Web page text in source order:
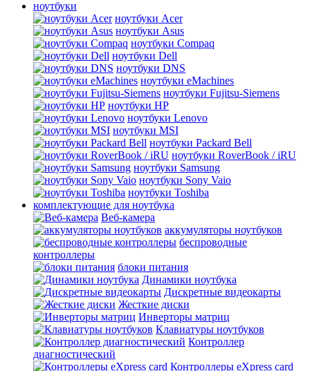
ноутбуки
ноутбуки Acer
ноутбуки Asus
ноутбуки Compaq
ноутбуки Dell
ноутбуки DNS
ноутбуки eMachines
ноутбуки Fujitsu-Siemens
ноутбуки HP
ноутбуки Lenovo
ноутбуки MSI
ноутбуки Packard Bell
ноутбуки RoverBook / iRU
ноутбуки Samsung
ноутбуки Sony Vaio
ноутбуки Toshiba
комплектующие для ноутбука
Веб-камера
аккумуляторы ноутбуков
беспроводные
контроллеры
блоки питания
Динамики ноутбука
Дискретные видеокарты
Жесткие диски
Инверторы матриц
Клавиатуры ноутбуков
Контроллер
диагностический
Контроллеры eXpress card